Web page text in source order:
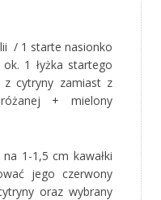
/ 1 starte nasionko
1 łyżka startego
cytryny zamiast z
+ mielony
1-1,5 cm kawałki
jego czerwony
oraz wybrany